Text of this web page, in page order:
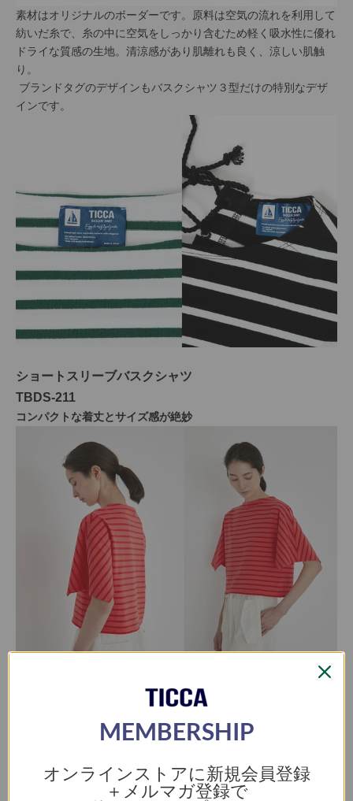
素材はオリジナルのボーダーです。原料は空気の流れを利用して
紡いだ糸で、糸の中に空気をしっかり含むため軽く吸水性に優れ
ドライな質感の生地。清涼感があり肌離れも良く、涼しい肌触
り。
ブランドタグのデザインもバスクシャツ３型だけの特別なデザ
インです。
ショートスリーブバスクシャツ
TBDS-211
コンパクトな着丈とサイズ感が絶妙
開かれた袖下がアクセントのフレンチシックなボーダーの半袖 T
で、どんなボトムスとも相性のいいサイズ感です。デコルテを綺
麗に見せてくれるボートネックと開かれた袖が二の腕をカバーし
てくれる。カジュアルな中にさりげない上品さが漂う一枚。カジ
>>ショートスリーブバスクシャツ商品ページ
MEMBERSHIP
オンラインストアに新規会員登録
＋メルマガ登録で